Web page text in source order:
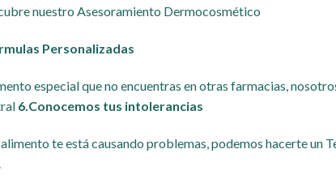
nuestro Asesoramiento Dermocosmético
Personalizadas
especial que no encuentras en otras farmacias,
6. Conocemos tus intolerancias
alimento te está causando problemas, podemos hacerte